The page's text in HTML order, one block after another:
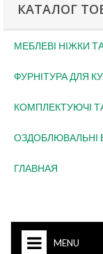
КАТАЛОГ
МЕБЛЕВІ НІЖКИ
ФУРНІТУРА ДЛЯ
КОМПЛЕКТУЮЧІ
ОЗДОБЛЮВАЛЬНІ
ГЛАВНАЯ
MENU